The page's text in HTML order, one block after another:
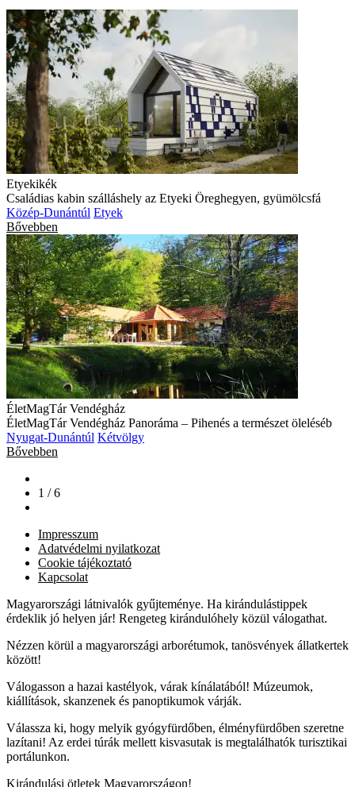
Etyekikék
Családias kabin szálláshely az Etyeki Öreghegyen, gyümölcsfá
Közép-Dunántúl Etyek
Bővebben
ÉletMagTár Vendégház
ÉletMagTár Vendégház Panoráma – Pihenés a természet öleléséb
Nyugat-Dunántúl Kétvölgy
Bővebben
1 / 6
Impresszum
Adatvédelmi nyilatkozat
Cookie tájékoztató
Kapcsolat
Magyarországi látnivalók gyűjteménye. Ha kirándulástippek
érdeklik jó helyen jár! Rengeteg kirándulóhely közül válogathat.
Nézzen körül a magyarországi arborétumok, tanösvények állatkertek
között!
Válogasson a hazai kastélyok, várak kínálatából! Múzeumok,
kiállítások, skanzenek és panoptikumok várják.
Válassza ki, hogy melyik gyógyfürdőben, élményfürdőben szeretne
lazítani! Az erdei túrák mellett kisvasutak is megtalálhatók turisztikai
portálunkon.
Kirándulási ötletek Magyarországon!